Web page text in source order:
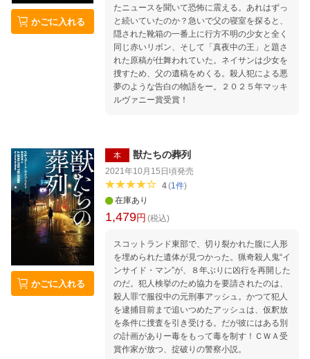
かごに入れる
たニュースを聞いて恐怖に震える。あれはずっ
と続いていたのか？急いで父の寝室を探ると、
隠された靴箱の一番上に行方不明の少女と全く
同じ赤いリボン、そして「真夜中の王」と題さ
れた原稿が仕舞われていた。ネイサンは少女を
捜すため、父の遺稿をめくる。殺人犯による悪
夢のような告白の物語をー。２０２５年マッキ
ルヴァニー賞受賞！
かごに入れる
本 獣たちの葬列
2021年10月15日頃発売
4(1件)
在庫あり
1,479円 (税込)
スコットランド東部で、切り裂かれた腹に人形
を埋められた遺体が見つかった。猟奇殺人鬼“イ
ンサイド・マン”が、８年ぶりに凶行を再開した
のだ。犯人検挙のため協力を要請されたのは、
殺人罪で服役中の元刑事アッシュ。かつて犯人
を逮捕目前まで追いつめたアッシュは、仮釈放
を条件に捜査を引き受ける。だが彼にはある別
の計画がありー毒をもって毒を制す！ＣＷＡ受
賞作家が放つ、掟破りの警察小説。